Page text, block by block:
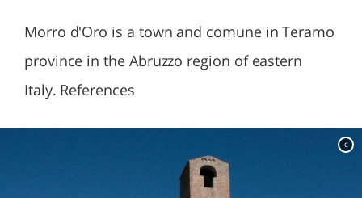
Morro d'Oro is a town and comune in Teramo
province in the Abruzzo region of eastern
Italy. References
c